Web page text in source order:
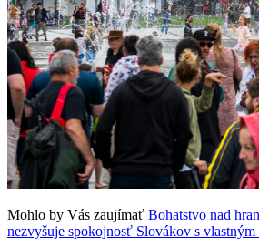
Mohlo by Vás zaujímať Bohatstvo nad
nezvyšuje spokojnosť Slovákov s